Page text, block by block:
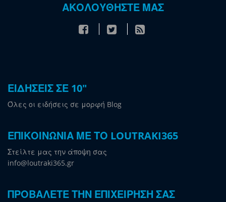
ΑΚΟΛΟΥΘΗΣΤΕ ΜΑΣ
ΕΙΔΗΣΕΙΣ ΣΕ 10"
Όλες οι ειδήσεις σε μορφή Blog
ΕΠΙΚΟΙΝΩΝΙΑ ΜΕ ΤΟ LOUTRAKI365
Στείλτε μας την άποψη σας
info@loutraki365.gr
ΠΡΟΒΑΛΕΤΕ ΤΗΝ ΕΠΙΧΕΙΡΗΣΗ ΣΑΣ